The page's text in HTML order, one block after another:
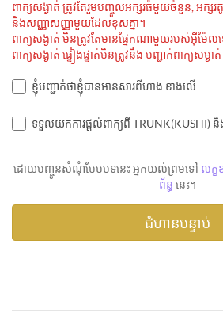
ពាក្យសង្ងាត់ ត្រូវតែរួមបញ្ចូលអក្សរធំមួយចំនួន, អ
និងសញ្ញាសញ្ញាមួយដែលខុសគ្នា។
ពាក្យសង្ងាត់ មិនត្រូវតែមានផ្នែកណាមួយរបស់អ៊ីម៉ែ
ពាក្យសង្ងាត់ ផ្ទៀងផ្ទាត់មិនត្រូវនឹង បញ្ជាក់ពាក្យសម្ងាត់
ខ្ញុំបញ្ជាក់ថាខ្ញុំបានអានសារពីហាង ខាងលើ
ទទួលយកការផ្តល់ពាក្យពី TRUNK(KUSHI)
ដោយបញ្ចូនសំណុំបែបបទនេះ អ្នកយល់ព្រមទៅ លក្
ព័ន្ធ នេះ។